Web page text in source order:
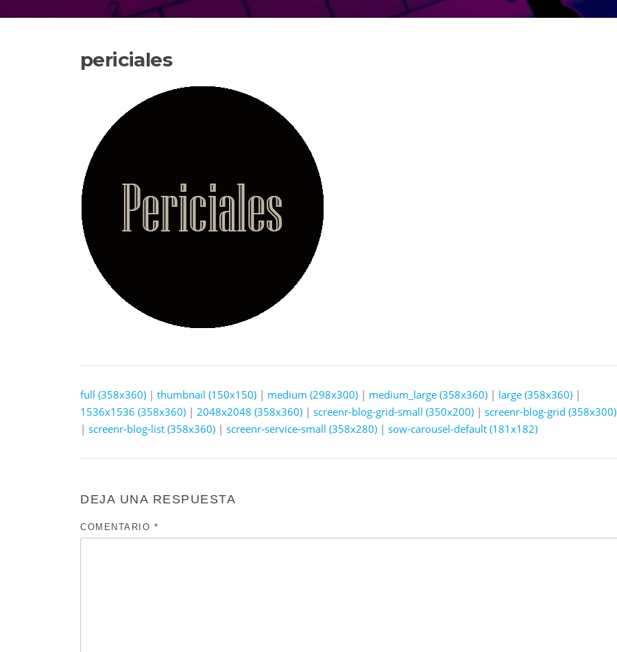
periciales
full (358x360) | thumbnail (150x150) | medium (298x300) | medium_large (358x360) | large (358x360) |
1536x1536 (358x360) | 2048x2048 (358x360) | screenr-blog-grid-small (350x200) | screenr-blog-grid (358x300)
| screenr-blog-list (358x360) | screenr-service-small (358x280) | sow-carousel-default (181x182)
DEJA UNA RESPUESTA
COMENTARIO *